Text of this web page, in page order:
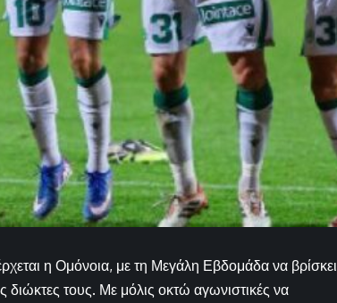
η Ομόνοια, με τη Μεγάλη Εβδομάδα να βρίσκει
τους. Με μόλις οκτώ αγωνιστικές να